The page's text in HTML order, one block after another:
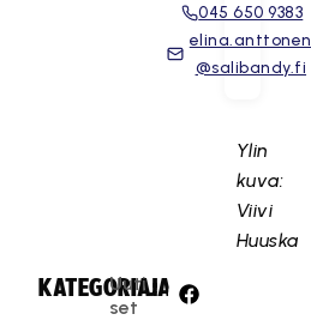
045 650 9383
elina.anttonen
@salibandy.fi
Ylin
kuva:
Viivi
Huuska
KATEGORIA:
Uuti
set
JAA: